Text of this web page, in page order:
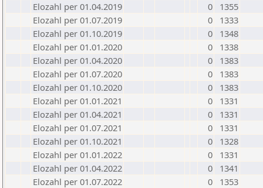
Elozahl per 01.04.2019
0
1355
Elozahl per 01.07.2019
0
1333
Elozahl per 01.10.2019
0
1348
Elozahl per 01.01.2020
0
1338
Elozahl per 01.04.2020
0
1383
Elozahl per 01.07.2020
0
1383
Elozahl per 01.10.2020
0
1383
Elozahl per 01.01.2021
0
1331
Elozahl per 01.04.2021
0
1331
Elozahl per 01.07.2021
0
1331
Elozahl per 01.10.2021
0
1328
Elozahl per 01.01.2022
0
1331
Elozahl per 01.04.2022
0
1341
Elozahl per 01.07.2022
0
1353